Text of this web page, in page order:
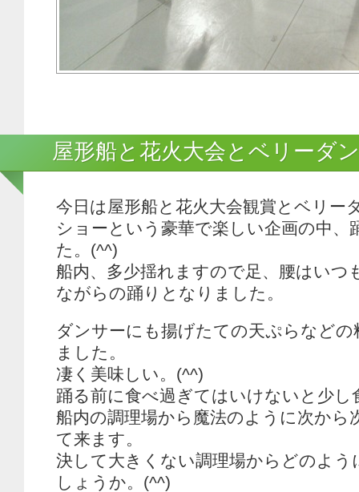
屋形船と花火大会とベリーダ
今日は屋形船と花火大会観賞とベリー
ショーという豪華で楽しい企画の中、
た。(^^)
船内、多少揺れますので足、腰はいつ
ながらの踊りとなりました。
ダンサーにも揚げたての天ぷらなどの
ました。
凄く美味しい。(^^)
踊る前に食べ過ぎてはいけないと少し
船内の調理場から魔法のように次から
て来ます。
決して大きくない調理場からどのよう
しょうか。(^^)